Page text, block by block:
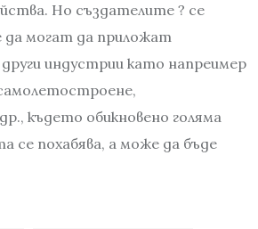
Но създателите ? се
да могат да приложат
индустрии като напреимер
където обикновено голяма
се похабява, а може да бъде